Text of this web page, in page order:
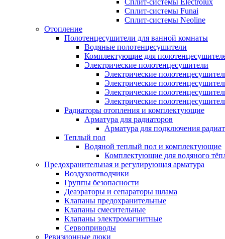
Сплит-системы Electrolux
Сплит-системы Funai
Сплит-системы Neoline
Отопление
Полотенцесушители для ванной комнаты
Водяные полотенцесушители
Комплектующие для
Электрические полотенцесушители
Электрические
Электрические
Электрические
Электрические
Радиаторы отопления и комплектующие
Арматура для радиаторов
Арматура для подключения
Теплый пол
Водяной теплый пол и комплектующие
Комплектующие для водяного
Предохранительная и регулирующая арматура
Воздухоотводчики
Группы безопасности
Деаэраторы и сепараторы шлама
Клапаны предохранительные
Клапаны смесительные
Клапаны электромагнитные
Сервоприводы
Ревизионные люки